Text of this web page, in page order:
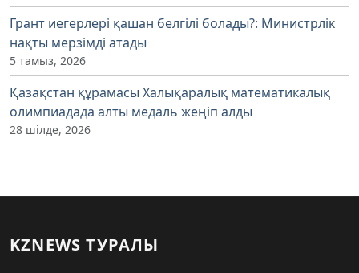
Грант иегерлері қашан белгілі болады?: Министрлік
нақты мерзімді атады
5 тамыз, 2026
Қазақстан құрамасы Халықаралық математикалық
олимпиадада алты медаль жеңіп алды
28 шілде, 2026
KZNEWS ТУРАЛЫ